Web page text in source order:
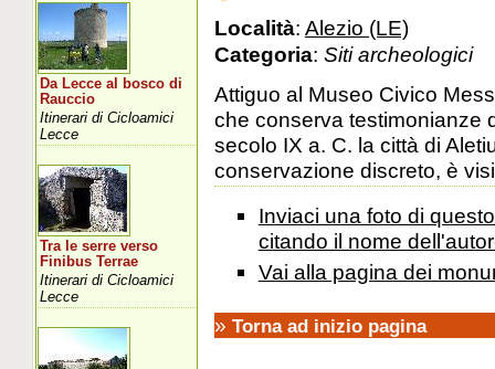
Località: Alezio (LE)
Categoria: Siti archeologici
Attiguo al Museo Civico
che conserva testimonianze
secolo IX a. C. la città di
conservazione discreto, è
Inviaci una foto di
citando il nome
Vai alla pagina dei
» Torna ad inizio pagina
Da Lecce al bosco di
Rauccio
Itinerari di Cicloamici
Lecce
Tra le serre verso
Finibus Terrae
Itinerari di Cicloamici
Lecce